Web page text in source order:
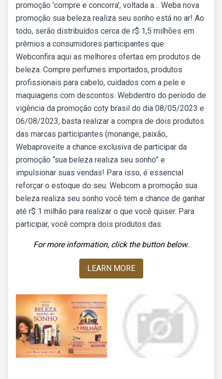
promoção 'compre e concorra', voltada a… Weba nova
promoção sua beleza realiza seu sonho está no ar! Ao
todo, serão distribuídos cerca de r$ 1,5 milhões em
prêmios a consumidores participantes que.
Webconfira aqui as melhores ofertas em produtos de
beleza. Compre perfumes importados, produtos
profissionais para cabelo, cuidados com a pele e
maquiagens com descontos. Webdentro do período de
vigência da promoção coty brasil do dia 08/05/2023 e
06/08/2023, basta realizar a compra de dois produtos
das marcas participantes (monange, paixão,.
Webaproveite a chance exclusiva de participar da
promoção “sua beleza realiza seu sonho” e
impulsionar suas vendas! Para isso, é essencial
reforçar o estoque do seu. Webcom a promoção sua
beleza realiza seu sonho você tem a chance de ganhar
até r$ 1 milhão para realizar o que você quiser. Para
participar, você compra dois produtos das.
For more information, click the button below.
LEARN MORE